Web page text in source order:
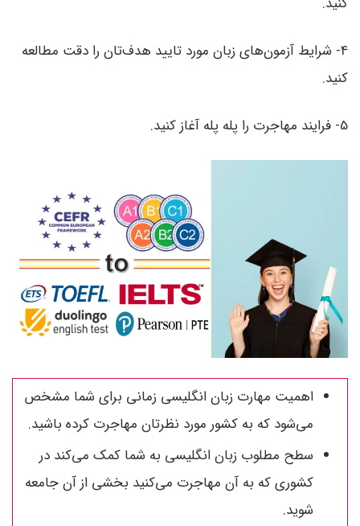
4- شرایط آزمون‌های زبان مورد تایید هدف‌تان را دقت مطالعه
کنید.
5- فرایند مهاجرت را پله پله آغاز کنید.
اهمیت مهارت زبان انگلیسی زمانی برای شما مشخص
می‌شود که به کشور مورد نظرتان مهاجرت کرده باشید.
سطح مطلوب زبان انگلیسی به شما کمک می‌کند در
کشوری که به آن مهاجرت می‌کنید بخشی از آن جامعه
شوید.